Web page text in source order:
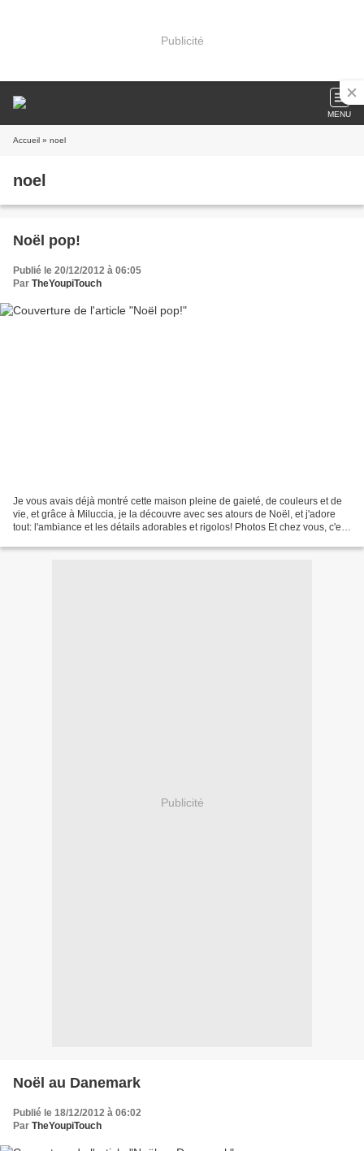
Publicité
MENU
Accueil » noel
noel
Noël pop!
Publié le 20/12/2012 à 06:05
Par TheYoupiTouch
Je vous avais déjà montré cette maison pleine de gaieté, de couleurs et de
vie, et grâce à Miluccia, je la découvre avec ses atours de Noël, et j'adore
tout: l'ambiance et les détails adorables et rigolos! Photos Et chez vous, c'est
Publicité
Noël au Danemark
Publié le 18/12/2012 à 06:02
Par TheYoupiTouch